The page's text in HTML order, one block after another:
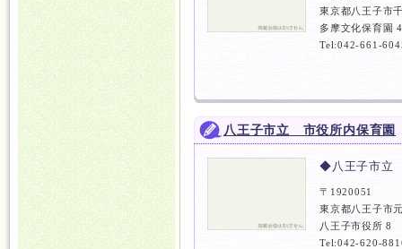
東京都八王子市
多摩文化保育園
Tel:042-661-
八王子市立 市役所内保育園
◆八王子市立
〒1920051
東京都八王子市
八王子市役所 8
Tel:042-620-